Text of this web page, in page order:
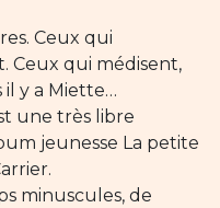
Ceux qui
Ceux qui médisent,
y a Miette…
une très libre
jeunesse La petite
minuscules, de